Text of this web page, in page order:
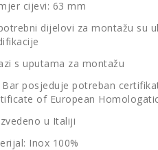
cijevi: 63 mm
dijelovi za montažu su
s uputama za montažu
Bar posjeduje potreban
of European
u Italiji
Inox 100%